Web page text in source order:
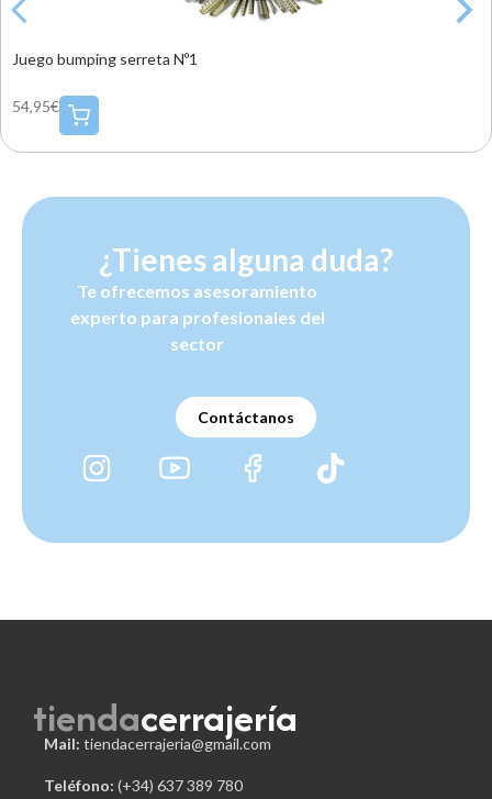
Juego bumping serreta Nº1
54,95€
¿Tienes alguna duda?
Te ofrecemos asesoramiento
experto para profesionales del
sector
Contáctanos
tiendacerrajería
Mail: tiendacerrajeria@gmail.com
Teléfono: (+34) 637 389 780